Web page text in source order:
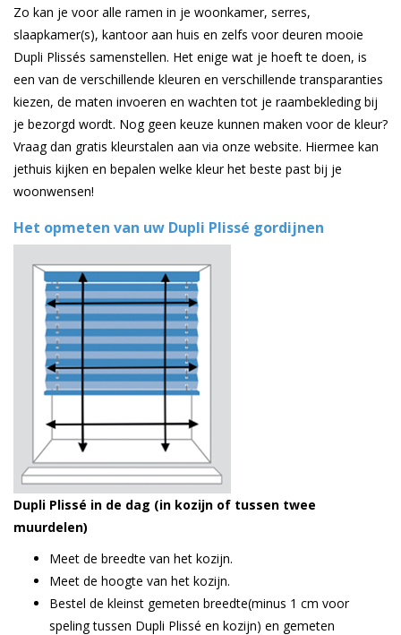
Zo kan je voor alle ramen in je woonkamer, serres,
slaapkamer(s), kantoor aan huis en zelfs voor deuren mooie
Dupli Plissés samenstellen. Het enige wat je hoeft te doen, is
een van de verschillende kleuren en verschillende transparanties
kiezen, de maten invoeren en wachten tot je raambekleding bij
je bezorgd wordt. Nog geen keuze kunnen maken voor de kleur?
Vraag dan gratis kleurstalen aan via onze website. Hiermee kan
jethuis kijken en bepalen welke kleur het beste past bij je
woonwensen!
Het opmeten van uw Dupli Plissé gordijnen
Dupli Plissé in de dag (in kozijn of tussen twee
muurdelen)
Meet de breedte van het kozijn.
Meet de hoogte van het kozijn.
Bestel de kleinst gemeten breedte(minus 1 cm voor
speling tussen Dupli Plissé en kozijn) en gemeten